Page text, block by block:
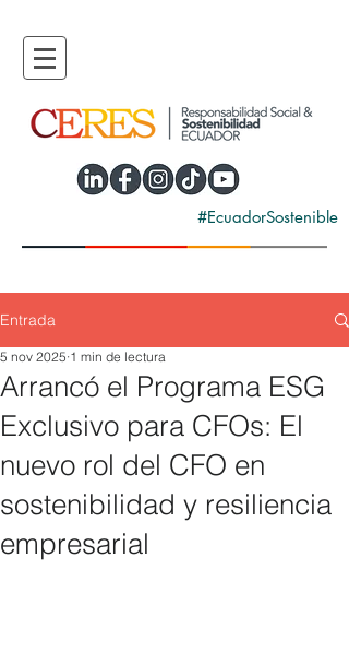
#EcuadorSostenible
Entrada
Arrancó el Programa ESG
Exclusivo para CFOs: El
nuevo rol del CFO en
sostenibilidad y resiliencia
empresarial
5 nov 2025 1 min de lectura